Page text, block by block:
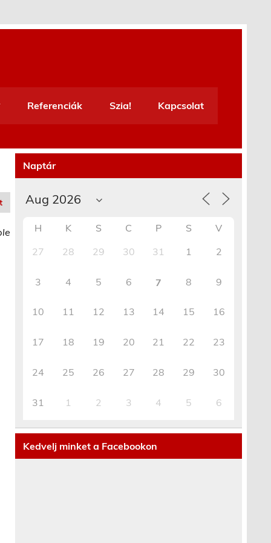
Referenciák Szia! Kapcsolat
Naptár
H K S C P S
V
27
28 29 30 31 1 2
3 4 5 6 7 8 9
10 11 12 13 14 15 16
17 18 19 20 21 22 23
24 25 26 27 28 29 30
31 1 2 3 4 5 6
Kedvelj minket a Facebookon